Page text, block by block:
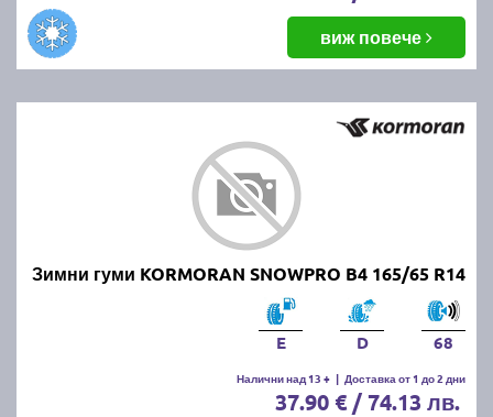
виж повече
Зимни гуми KORMORAN SNOWPRO B4 165/65 R14
E D 68
Налични над 13 + | Доставка от 1 до 2 дни
37.90 € / 74.13 лв.